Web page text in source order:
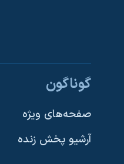
دنبال کنید
زبانهای مختلف
گوناگون
صفحه‌های ویژه
آرشیو پخش زنده